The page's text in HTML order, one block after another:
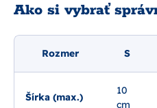
Ako si vybrať
Rozmer S
Šírka (max.)
10
cm